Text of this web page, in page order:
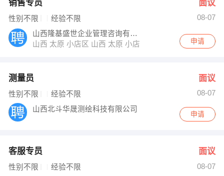
销售专员 面议
性别不限 经验不限
08-07
山西隆基盛世企业管理咨询有限责任公司
山西 太原 小店区 山西 太原 小店区
申请
测量员 面议
性别不限 经验不限
08-07
山西北斗华晟测绘科技有限公司
申请
客服专员 面议
性别不限 经验不限
08-07